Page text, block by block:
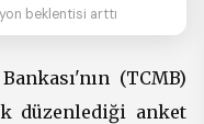
beklentisi arttı
(TCMB)
düzenlediği anket